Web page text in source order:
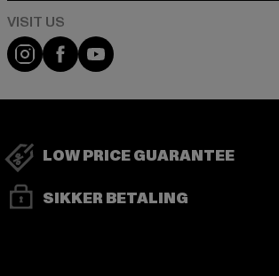
Visit our Instagram page:
Visit our Facebook page:
Visit our YouTube channel:
LOW PRICE GUARANTEE
SIKKER BETALING